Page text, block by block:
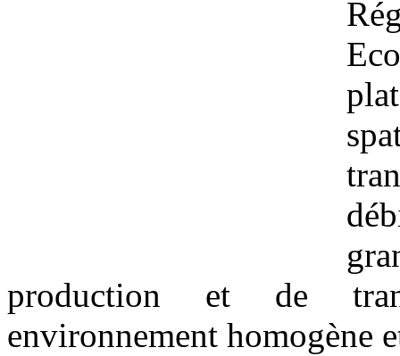
production et de
environnement homogène